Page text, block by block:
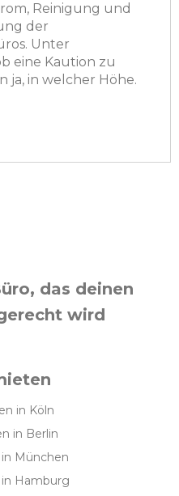
Reinigung und
der
Unter
eine Kaution zu
ja, in welcher Höhe.
das deinen
wird
in Köln
in Berlin
München
Hamburg